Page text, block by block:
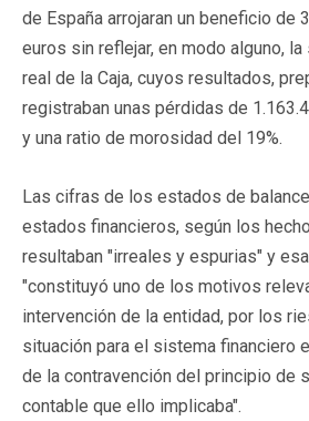
de España arrojaran un beneficio de
euros sin reflejar, en modo alguno,
real de la Caja, cuyos resultados,
registraban unas pérdidas de
y una ratio de morosidad del 19%.
Las cifras de los estados de
estados financieros, según los
resultaban "irreales y espurias" y
"constituyó uno de los motivos
intervención de la entidad, por los
situación para el sistema financiero
de la contravención del principio de
contable que ello implicaba".